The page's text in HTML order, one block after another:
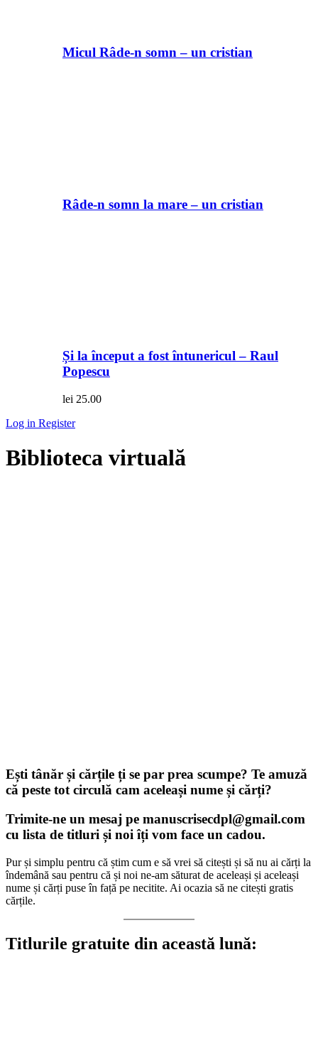
Micul Râde-n somn – un cristian
Râde-n somn la mare – un cristian
Și la început a fost întunericul – Raul
Popescu
lei 25.00
Log in Register
Biblioteca virtuală
Ești tânăr și cărțile ți se par prea scumpe? Te amuză
că peste tot circulă cam aceleași nume și cărți?
Trimite-ne un mesaj pe manuscrisecdpl@gmail.com
cu lista de titluri și noi îți vom face un cadou.
Pur și simplu pentru că știm cum e să vrei să citești și să nu ai cărți la
îndemână sau pentru că și noi ne-am săturat de aceleași și aceleași
nume și cărți puse în față pe necitite. Ai ocazia să ne citești gratis
cărțile.
Titlurile gratuite din această lună: